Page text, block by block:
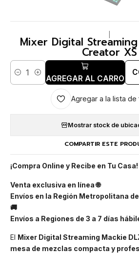
Mixer Digital
Creator XS
Cantidad AGREGAR AL CARRO
Agregar a la lista
Mostrar stock de
COMPARTIR ESTE
¡Compra Online y Recibe en Tu Casa!
Venta exclusiva en línea 🌐
Envíos en la Región Metropolitana
🚚
Envíos a Regiones de 3 a 7 días
El Mixer Digital Streaming Mackie
mesa de mezclas compacta y